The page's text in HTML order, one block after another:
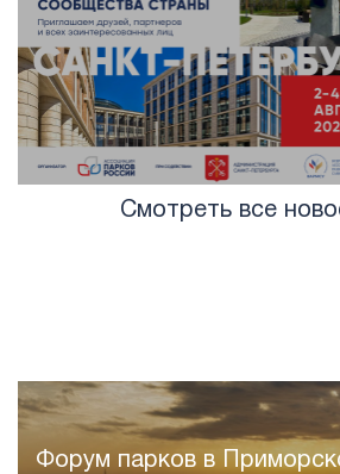
Смотреть все
Форум парков в